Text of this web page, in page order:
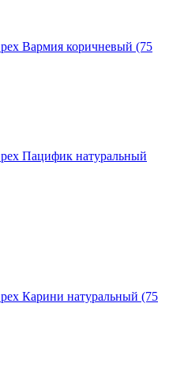
Вармия коричневый (75
Пацифик натуральный
Карини натуральный (75